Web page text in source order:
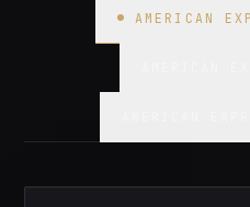
AMERICAN